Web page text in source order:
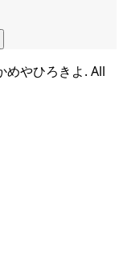
めやひろきよ. All